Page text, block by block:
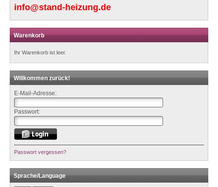
info@stand-heizung.de
Warenkorb
Ihr Warenkorb ist leer.
Willkommen zurück!
E-Mail-Adresse:
Passwort:
Passwort vergessen?
Sprache/Language